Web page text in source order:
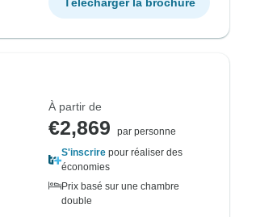
À partir de
€2,869
par personne
S'inscrire pour réaliser des
économies
Prix basé sur une chambre
double